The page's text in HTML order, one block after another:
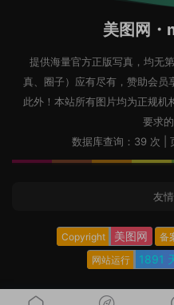
美图网
提供海量官方正版写真，均无
真、圈子）应有尽有，赞助会员
此外！本站所有图片均为正规机
要求
数据库查询：39 次 |
友
Copyright 美图网 备
网站运行 1891